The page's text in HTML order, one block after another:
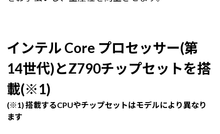
インテル Core プロセッサー(第
14世代)とZ790チップセットを搭
載(※1)
(※1) 搭載するCPUやチップセットはモデルにより異なり
ます